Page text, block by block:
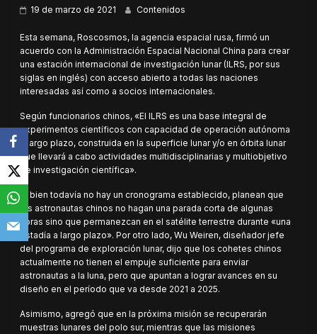
19 de marzo de 2021 Contenidos
Esta semana, Roscosmos, la agencia espacial rusa, firmó un
acuerdo con la Administración Espacial Nacional China para crear
una estación internacional de investigación lunar (ILRS, por sus
siglas en inglés) con acceso abierto a todas las naciones
interesadas así como a socios internacionales.
Según funcionarios chinos, «El ILRS es una base integral de
experimentos científicos con capacidad de operación autónoma
a largo plazo, construida en la superficie lunar y/o en órbita lunar
que llevará a cabo actividades multidisciplinarias y multiobjetivo
de investigación científica».
Si bien todavía no hay un cronograma establecido, planean que
los astronautas chinos no hagan una parada corta de algunas
horas sino que permanezcan en el satélite terrestre durante «una
estadía a largo plazo». Por otro lado, Wu Weiren, diseñador jefe
del programa de exploración lunar, dijo que los cohetes chinos
actualmente no tienen el empuje suficiente para enviar
astronautas a la luna, pero que apuntan a lograr avances en su
diseño en el período que va desde 2021 a 2025.
Asimismo, agregó que en la próxima misión se recuperarán
muestras lunares del polo sur, mientras que las misiones